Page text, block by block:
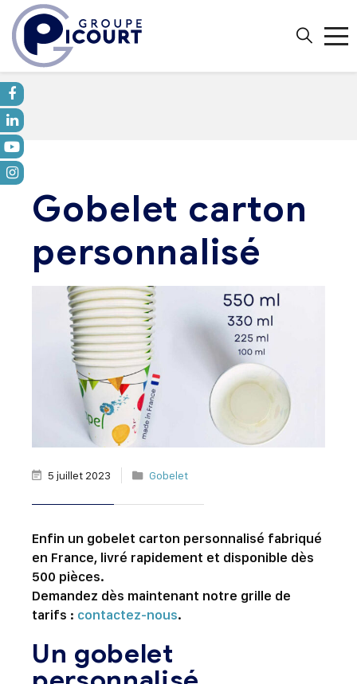
Gobelet carton
personnalisé
5 juillet 2023 Gobelet
Enfin un gobelet carton personnalisé fabriqué
en France, livré rapidement et disponible dès
500 pièces.
Demandez dès maintenant notre grille de
tarifs : contactez-nous.
Un gobelet